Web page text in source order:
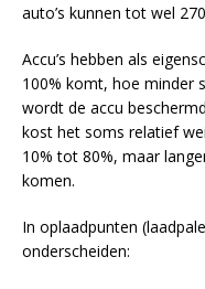
auto’s kunnen tot wel
Accu’s hebben als
100% komt, hoe minder
wordt de accu
kost het soms relatief
10% tot 80%, maar
komen.
In oplaadpunten
onderscheiden: